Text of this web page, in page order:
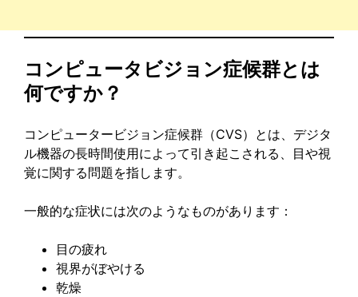
コンピュータビジョン症候群とは
何ですか？
コンピュータービジョン症候群（CVS）とは、デジタ
ル機器の長時間使用によって引き起こされる、目や視
覚に関する問題を指します。
一般的な症状には次のようなものがあります：
目の疲れ
視界がぼやける
乾燥